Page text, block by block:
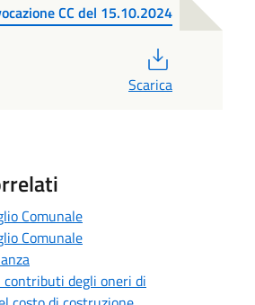
CC del 15.10.2024
Scarica
Comunale
Comunale
degli oneri di